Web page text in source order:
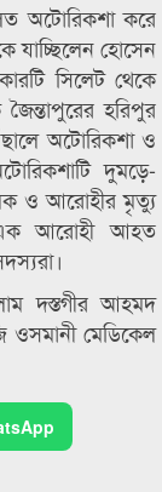
অটোরিকশা করে
যাচ্ছিলেন হোসেন
সিলেট থেকে
হরিপুর
অটোরিকশা ও
দুমড়ে-
ও আরোহীর মৃত্যু
এক আরোহী আহত
দস্তগীর আহমদ
মেডিকেল